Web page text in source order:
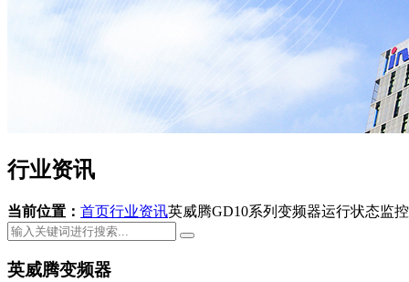
行业资讯
当前位置： 首页行业资讯英威腾GD10系列变频器运行状态监
英威腾变频器